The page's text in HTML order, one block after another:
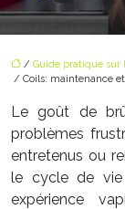
/ Guide pratique sur
/ Coils: maintenance
Le goût de
problèmes
entretenus ou
le cycle de vie
expérience